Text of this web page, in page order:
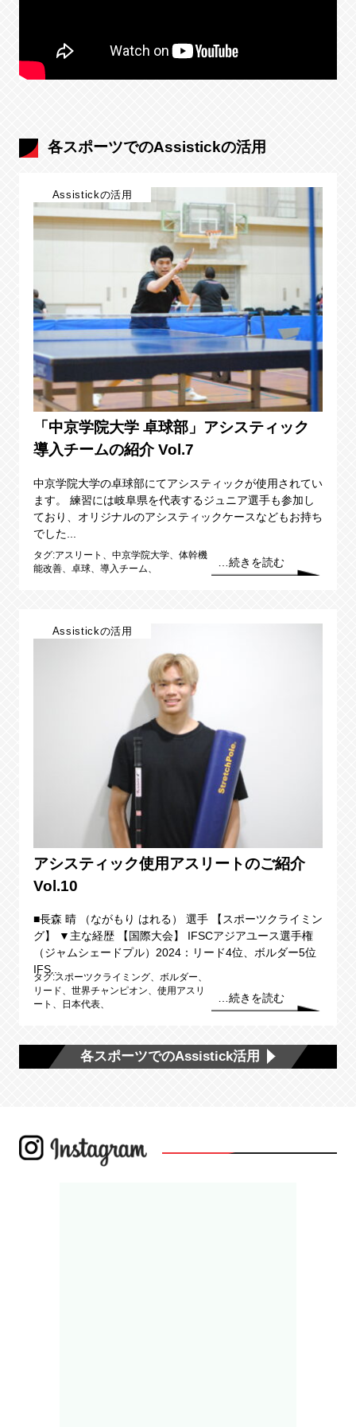
各スポーツでのAssistickの活用
Assistickの活用
「中京学院大学 卓球部」アシスティック
導入チームの紹介 Vol.7
中京学院大学の卓球部にてアシスティックが使用されてい
ます。 練習には岐阜県を代表するジュニア選手も参加し
ており、オリジナルのアシスティックケースなどもお持ち
でした...
タグ:アスリート、中京学院大学、体幹機
能改善、卓球、導入チーム、
…続きを読む
Assistickの活用
アシスティック使用アスリートのご紹介
Vol.10
■長森 晴 （ながもり はれる） 選手 【スポーツクライミン
グ】 ▼主な経歴 【国際大会】 IFSCアジアユース選手権
（ジャムシェードプル）2024：リード4位、ボルダー5位
IFS...
タグ:スポーツクライミング、ボルダー、
リード、世界チャンピオン、使用アスリ
ート、日本代表、
…続きを読む
各スポーツでのAssistick活用